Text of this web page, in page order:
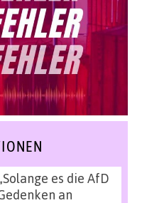
„Solange es die AfD
an